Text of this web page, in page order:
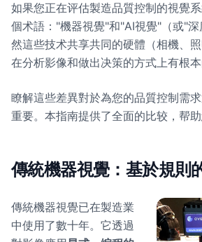
如果您正在评估製造品質控制的視覺
個术語："機器視覺"和"AI視覺"（或"
然這些技术共享共同的硬體（相機、
在分析影像和做出决策的方式上有根本
瞭解這些差異對於為您的品質控制需
重要。本指南提供了全面的比较，帮助
傳統機器視覺：基於規則
傳統機器視覺已在製造業
中使用了數十年。它透過